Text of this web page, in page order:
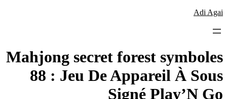
Mahjong
88 :